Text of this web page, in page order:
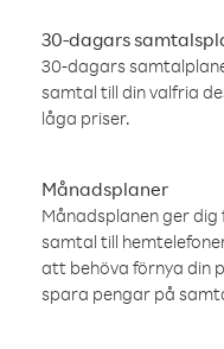
30-dagars
30-dagars
samtal till din valfria
låga priser.
Månadsplaner
Månadsplanen ger
samtal till
att behöva förnya din
spara pengar på